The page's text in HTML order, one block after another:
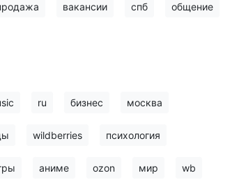
вакансии спб общение
ru бизнес москва
wildberries психология
аниме ozon мир wb